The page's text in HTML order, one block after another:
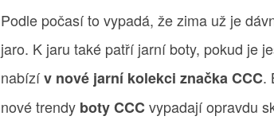
Podle počasí to vypadá, že zima už je
jaro. K jaru také patří jarní boty, pokud je
nabízív nové jarní kolekci značka CCC.
nové trendy boty CCCvypadají opravdu